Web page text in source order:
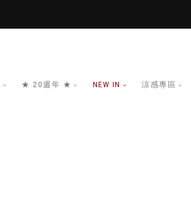
★ 20週年 ★ NEW IN 涼感專區